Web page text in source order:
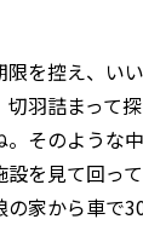
限を控え、い
切羽詰まって
。そのような
を見て回っ
の家から車で